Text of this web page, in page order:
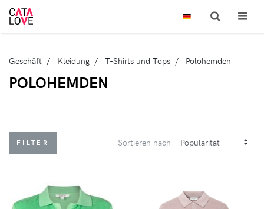
Geschäft Kleidung T-Shirts und Tops Polohemden
POLOHEMDEN
FILTER Sortieren nach